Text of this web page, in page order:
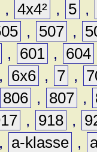
, 4x4² , 5 ,
, 507 ,
, 601 , 604
, 6x6 , 7 ,
806 , 807 ,
, 918 ,
, a-klasse ,